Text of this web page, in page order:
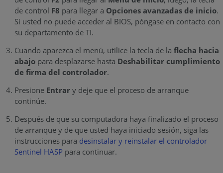
de control F8 para llegar a Opciones avanzadas de inicio.
Si usted no puede acceder al BIOS, póngase en contacto con
su departamento de TI.
Cuando aparezca el menú, utilice la tecla de la flecha hacia
abajopara desplazarse hasta Deshabilitar cumplimiento
de firma del controlador.
Presione Entrary deje que el proceso de arranque
continúe.
Después de que su computadora haya finalizado el proceso
de arranque y de que usted haya iniciado sesión, siga las
instrucciones para desinstalar y reinstalar el controlador
Sentinel HASPpara continuar.